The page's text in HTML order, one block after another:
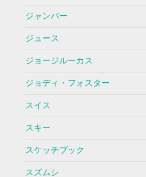
ジャンバー
ジュース
ジョージルーカス
ジョディ・フォスター
スイス
スキー
スケッチブック
スズムシ